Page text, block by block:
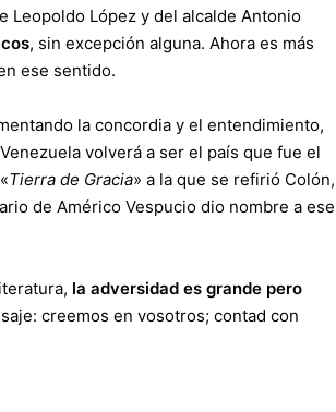
Leopoldo López y del alcalde Antonio
, sin excepción alguna. Ahora es más
ese sentido.
la concordia y el entendimiento,
volverá a ser el país que fue el
Tierra de Gracia» a la que se refirió Colón,
de Américo Vespucio dio nombre a ese
la adversidad es grande pero
creemos en vosotros; contad con